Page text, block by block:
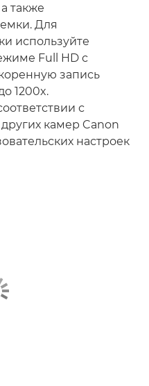
также
Для
используйте
Full HD с
запись
1200x.
с
камер Canon
настроек